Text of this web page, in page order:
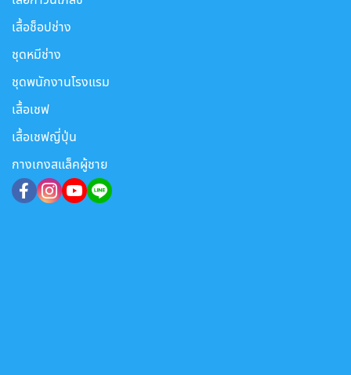
เสื้อช็อปช่าง
ชุดหมีช่าง
ชุดพนักงานโรงแรม
เสื้อเชฟ
เสื้อเชฟญี่ปุ่น
กางเกงสแล็คผู้ชาย